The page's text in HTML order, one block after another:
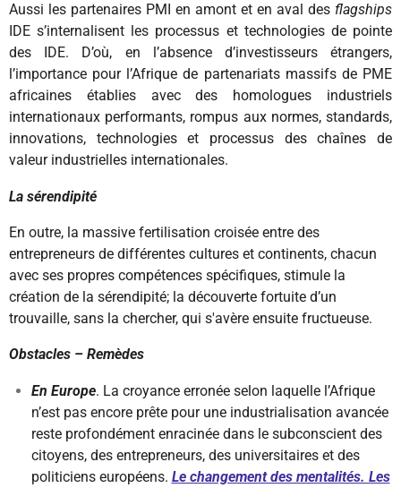
Aussi les partenaires PMI en amont et en aval des flagships
IDE s’internalisent les processus et technologies de pointe
des IDE. D’où, en l’absence d’investisseurs étrangers,
l’importance pour l’Afrique de partenariats massifs de PME
africaines établies avec des homologues industriels
internationaux performants, rompus aux normes, standards,
innovations, technologies et processus des chaînes de
valeur industrielles internationales.
La sérendipité
En outre, la massive fertilisation croisée entre des
entrepreneurs de différentes cultures et continents, chacun
avec ses propres compétences spécifiques, stimule la
création de la sérendipité; la découverte fortuite d’un
trouvaille, sans la chercher, qui s'avère ensuite fructueuse.
Obstacles – Remèdes
En Europe. La croyance erronée selon laquelle l’Afrique
n’est pas encore prête pour une industrialisation avancée
reste profondément enracinée dans le subconscient des
citoyens, des entrepreneurs, des universitaires et des
politiciens européens. Le changement des mentalités. Les